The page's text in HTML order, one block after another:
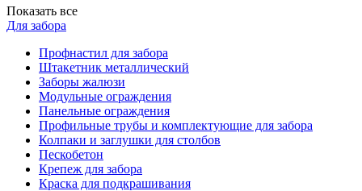
Показать все
Для забора
Профнастил для забора
Штакетник металлический
Заборы жалюзи
Модульные ограждения
Панельные ограждения
Профильные трубы и комплектующие для забора
Колпаки и заглушки для столбов
Пескобетон
Крепеж для забора
Краска для подкрашивания